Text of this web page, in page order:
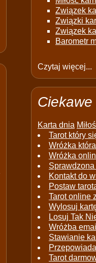
Związek
Związki
Związek
Barometr
Czytaj więcej...
Karta dnia
Tarot który
Wróżka
Wróżka
Kontakt do
Postaw
Tarot online
Wylosuj
Losuj Tak
Wróżba email
Stawianie
Tarot